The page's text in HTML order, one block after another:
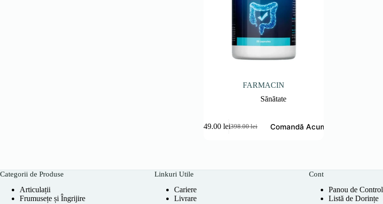
FARMACIN
Sănătate
398.00lei
Prețul
149.00leiPrețul
Comandă Acum
Categorii de Produse
Articulații
Frumusețe și Îngrijire
Linkuri Utile
Cariere
Livrare
Cont
Panou de Control
Listă de Dorințe